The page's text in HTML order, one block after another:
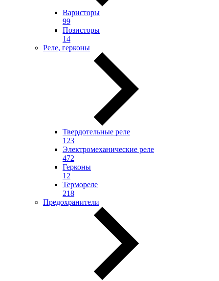
Варисторы
99
Позисторы
14
Реле, герконы
Твердотельные реле
123
Электромеханические реле
472
Герконы
12
Термореле
218
Предохранители